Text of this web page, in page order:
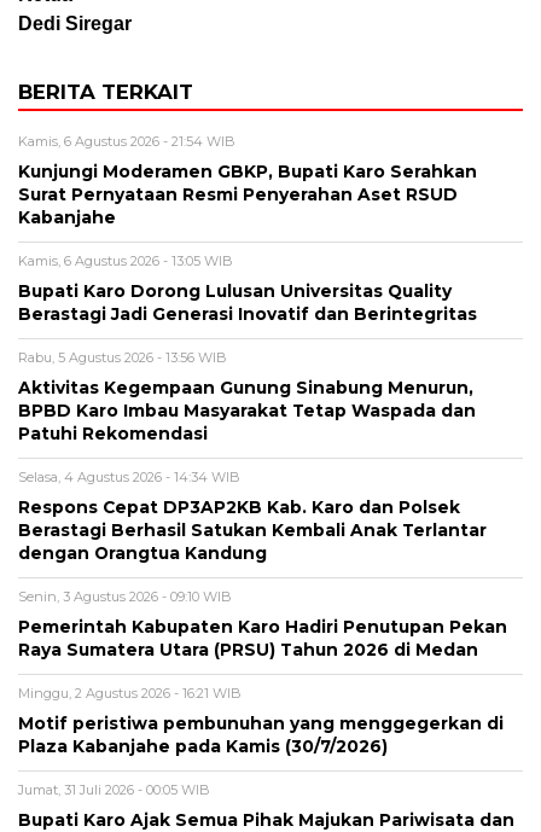
Dedi Siregar
BERITA TERKAIT
Kamis, 6 Agustus 2026 - 21:54 WIB
Kunjungi Moderamen GBKP, Bupati Karo Serahkan
Surat Pernyataan Resmi Penyerahan Aset RSUD
Kabanjahe
Kamis, 6 Agustus 2026 - 13:05 WIB
Bupati Karo Dorong Lulusan Universitas Quality
Berastagi Jadi Generasi Inovatif dan Berintegritas
Rabu, 5 Agustus 2026 - 13:56 WIB
Aktivitas Kegempaan Gunung Sinabung Menurun,
BPBD Karo Imbau Masyarakat Tetap Waspada dan
Patuhi Rekomendasi
Selasa, 4 Agustus 2026 - 14:34 WIB
Respons Cepat DP3AP2KB Kab. Karo dan Polsek
Berastagi Berhasil Satukan Kembali Anak Terlantar
dengan Orangtua Kandung
Senin, 3 Agustus 2026 - 09:10 WIB
Pemerintah Kabupaten Karo Hadiri Penutupan Pekan
Raya Sumatera Utara (PRSU) Tahun 2026 di Medan
Minggu, 2 Agustus 2026 - 16:21 WIB
Motif peristiwa pembunuhan yang menggegerkan di
Plaza Kabanjahe pada Kamis (30/7/2026)
Jumat, 31 Juli 2026 - 00:05 WIB
Bupati Karo Ajak Semua Pihak Majukan Pariwisata dan